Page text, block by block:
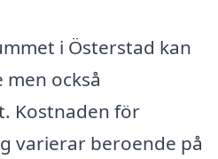
i Österstad kan
också
Kostnaden för
varierar beroende på